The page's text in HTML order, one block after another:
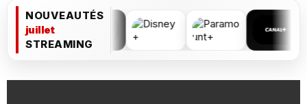
NOUVEAUTÉS
juillet
STREAMING